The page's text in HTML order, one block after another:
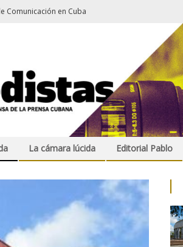
Comunicación en Cuba
La cámara lúcida Editorial Pablo